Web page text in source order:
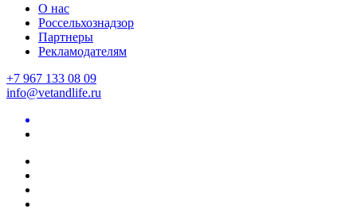
О нас
Россельхознадзор
Партнеры
Рекламодателям
+7 967 133 08 09
info@vetandlife.ru